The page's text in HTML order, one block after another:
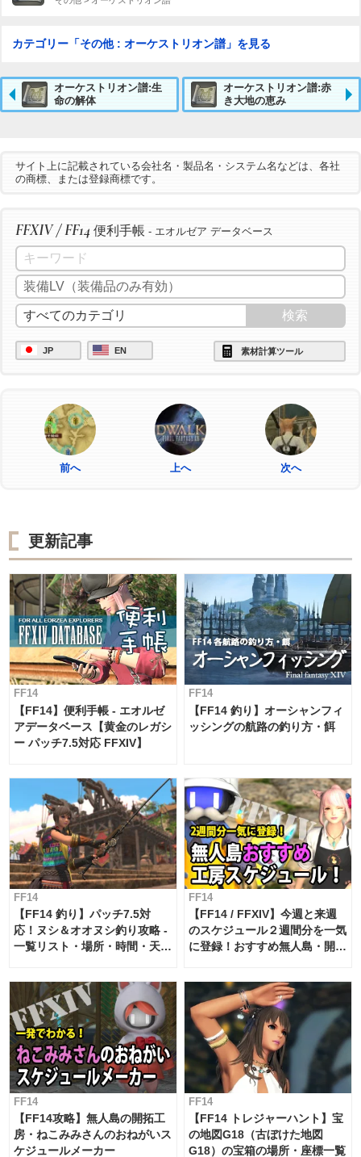
カテゴリー「その他 : オーケストリオン譜」を見る
オーケストリオン譜:生
命の解体
オーケストリオン譜:赤
き大地の恵み
サイト上に記載されている会社名・製品名・システム名などは、各社
の商標、または登録商標です。
FFXIV / FF14 便利手帳 - エオルゼア データベース
JP EN 素材計算ツール
前へ 上へ 次へ
更新記事
FF14
【FF14】便利手帳 - エオルゼ
アデータベース【黄金のレガシ
ー パッチ7.5対応 FFXIV】
FF14
【FF14 釣り】オーシャンフィ
ッシングの航路の釣り方・餌
FF14
【FF14 釣り】パッチ7.5対
応！ヌシ＆オオヌシ釣り攻略 -
一覧リスト・場所・時間・天
FF14
【FF14 / FFXIV】今週と来週
のスケジュール２週間分を一気
に登録！おすすめ無人島・開拓
対応 / 毎週更新中】
FF14
【FF14攻略】無人島の開拓工
房・ねこみみさんのおねがいス
ケジュールメーカー
FF14
【FF14 トレジャーハント】宝
の地図G18（古ぼけた地図
G18）の宝箱の場所・座標一覧